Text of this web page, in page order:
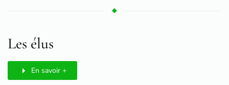
Les élus
En savoir +